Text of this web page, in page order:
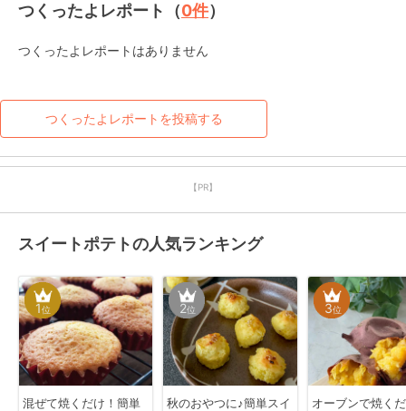
つくったよレポート（0件）
つくったよレポートはありません
つくったよレポートを投稿する
【PR】
スイートポテトの人気ランキング
1位
混ぜて焼くだけ！簡単
2位
秋のおやつに♪簡単スイ
3位
オーブンで焼く